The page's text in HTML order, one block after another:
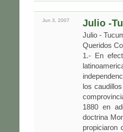
Jun 3, 2007 Julio -
Julio -
Queridos
1.- En
los
1880 en
doctrina
propiciaron